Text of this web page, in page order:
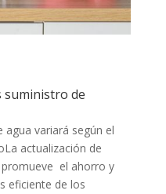
suministro de
variará según el
actualización de
el ahorro y
eficiente de los